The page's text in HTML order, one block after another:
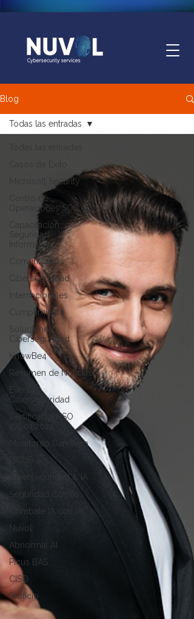
Blog
Microsoft Security
Centro de
Operaciones SOC
Capacitación
Seguridad
Informática
Comunicados
Ciberseguridad
Internacionales
Cumplimiento
Soluciones
Ciberseguridad
KnowBe4
Resumen de Noticias
Eventos
Ciberseguridad
Certificacion ISO
27001:2013
Monitoreo DarkWeb
Ciberseguridad & IA
Seguridad Correo
Combate IA con IA
Nuvol
Abnormal AI
Picus BAS
CISO
Proficio
Todas las entradas